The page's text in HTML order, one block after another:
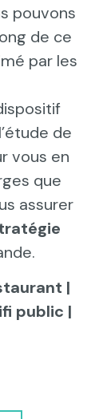
pouvons
de ce
par les
de
vous en
que
assurer
|
public |